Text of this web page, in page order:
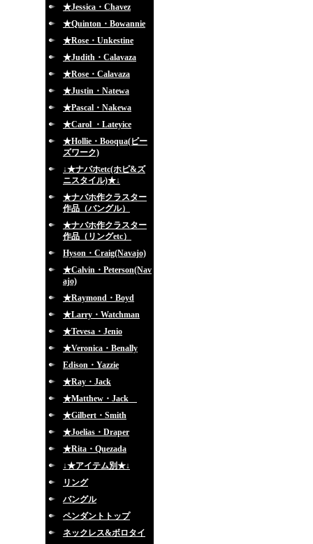
★Jessica・Chavez
★Quinton・Bowannie
★Rose・Unkestine
★Judith・Calavaza
★Rose・Calavaza
★Justin・Natewa
★Pascal・Nakewa
★Carol ・Lateyice
★Hollie・Booqua(ビー
ズワーク)
↓★ナバホetc(ホピ&ズ
ニスタイル)★↓
★ナバホ作クラスター
作品（バングル）
★ナバホ作クラスター
作品（リングetc）
Hyson・Craig(Navajo)
★Calvin・Peterson(Nav
ajo)
★Raymond・Boyd
★Larry・Watchman
★Tevesa・Jenio
★Veronica・Benally
Edison・Yazzie
★Ray・Jack
★Matthew・Jack
★Gilbert・Smith
★Joelias・Draper
★Rita・Quezada
↓★アイテム別★↓
リング
バングル
ペンダントトップ
ネックレス&ボロタイ